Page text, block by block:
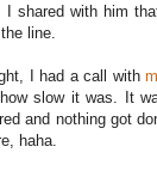
I shared with him
line.
I had a call with
slow it was. It
and nothing got
haha.